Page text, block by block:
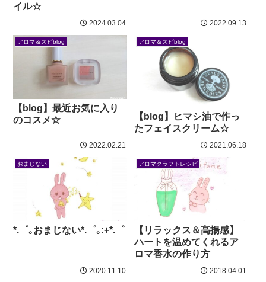
イル☆
2024.03.04 2022.09.13
アロマ＆スピblog
【blog】最近お気に入り
のコスメ☆
2022.02.21
アロマ＆スピblog
【blog】ヒマシ油で作っ
たフェイスクリーム☆
2021.06.18
おまじない
*.゜｡おまじない*.゜｡:+*.゜
2020.11.10
アロマクラフトレシピ
【リラックス＆高揚感】
ハートを温めてくれるア
ロマ香水の作り方
2018.04.01